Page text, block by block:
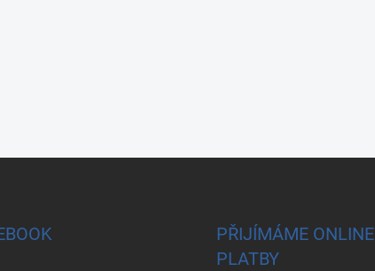
PŘIJÍMÁME ONLINE
PLATBY